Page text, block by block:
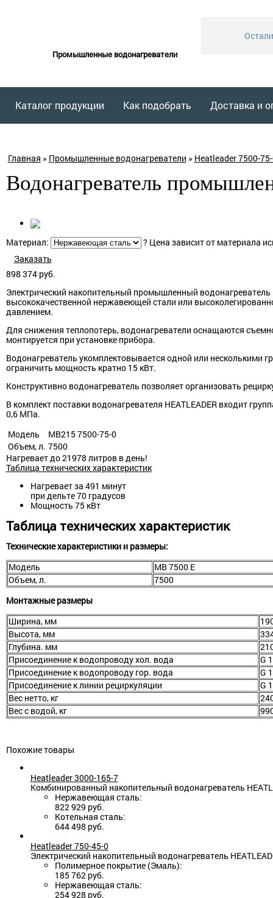
Промышленные водонагреватели
Каталог продукции Как подобрать Доставка и
Главная » Промышленные водонагреватели » Heatleader 7500-
Водонагреватель
Материал: ? Цена зависит от материала
Заказать
898 374руб.
Электрический накопительный промышленный
высококачественной нержавеющей стали или
давлением.
Для снижения теплопотерь, водонагреватели оснащаются
монтируется при установке прибора.
Водонагреватель укомплектовывается одной или
ограничить мощность кратно 15 кВт.
Конструктивно водонагреватель позволяет организовать
В комплект поставки водонагревателя HEATLEADER входит
0,6 МПа.
Модель
МВ215 7500-75-0
Объем, л. 7500
Нагревает до 21978 литров в день!
Таблица технических характеристик
Нагревает за 491 минут
при дельте 70 градусов
Мощность 75 кВт
Таблица технических характеристик
Технические характеристики и размеры:
Модель
МВ 7500 E
Объем, л.
7500
Монтажные размеры
Ширина, мм
Высота, мм
Глубина. мм
Присоединение к водопроводу хол. вода
G
Присоединение к водопроводу гор. вода
G
Присоединение к линии рециркуляции
G 1
Вес нетто, кг
Вес с водой, кг
Похожие товары
Heatleader 3000-165-7
Комбинированный накопительный водонагреватель
Нержавеющая сталь:
822 929 руб.
Котельная сталь:
644 498 руб.
Heatleader 750-45-0
Электрический накопительный водонагреватель
Полимерное покрытие (Эмаль):
185 762 руб.
Нержавеющая сталь:
254 928 руб.